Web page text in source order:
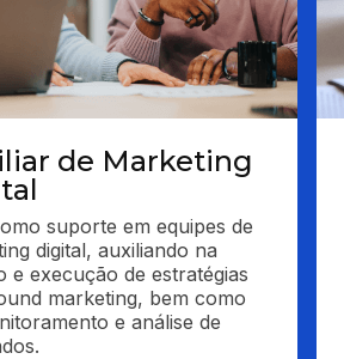
de Marketing
suporte em equipes de
digital, auxiliando na
e execução de estratégias
marketing, bem como
e análise de